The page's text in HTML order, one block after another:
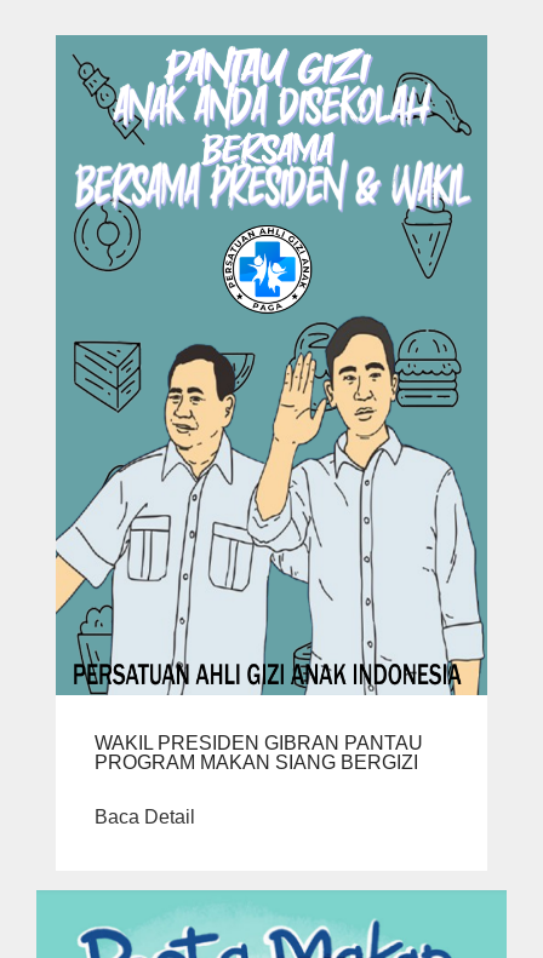
WAKIL PRESIDEN GIBRAN PANTAU
PROGRAM MAKAN SIANG BERGIZI
Baca Detail